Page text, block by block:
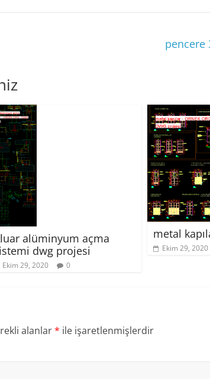
pencere
alüminyum açma
dwg projesi
Ekim 29, 2020 0
metal
Ekim 29, 2020
alanlar* ile işaretlenmişlerdir